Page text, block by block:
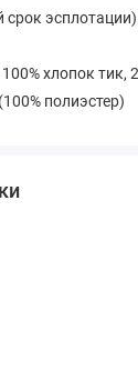
хлопок тик,
полиэстер)